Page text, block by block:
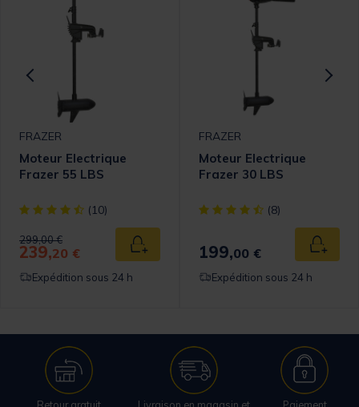
panier
FRAZER
Moteur Electrique
Frazer 55 LBS
[object Object] out of 5 Customer Rating
(10)
Price reduced from
299,00 €to
239,20 € Ajouter au panier
Expédition sous 24 h
FRAZER
Moteur Electrique
Frazer 30 LBS
[object Object] out of 5
(8)
199,00 €
Expédition sous 24 h
Retour gratuit
Livraison en magasin et
Paiement